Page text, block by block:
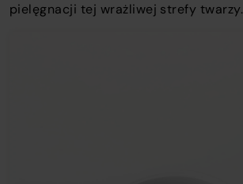
pielęgnacji tej wrażliwej strefy twarzy.